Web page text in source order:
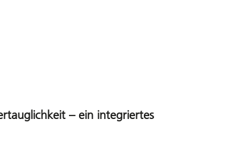
– ein integriertes